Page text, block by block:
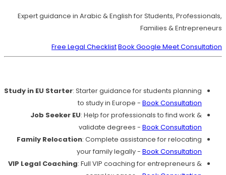
Expert guidance in Arabic & English for Students, Professionals,
Families & Entrepreneurs
Free Legal ChecklistBook Google Meet Consultation
Study in EU Starter: Starter guidance for students planning
to study in Europe - Book Consultation
Job Seeker EU: Help for professionals to find work &
validate degrees - Book Consultation
Family Relocation: Complete assistance for relocating
your family legally - Book Consultation
VIP Legal Coaching: Full VIP coaching for entrepreneurs &